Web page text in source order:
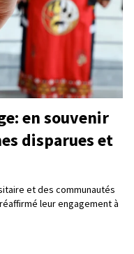
en souvenir
disparues et
et des communautés
leur engagement à